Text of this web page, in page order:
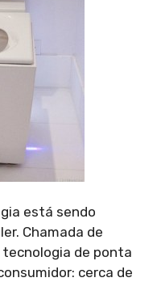
está sendo
Chamada de
tecnologia de ponta
cerca de